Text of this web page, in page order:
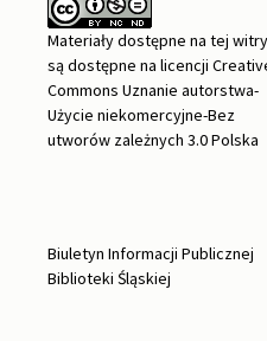
Materiały dostępne na tej
są dostępne na licencji
Commons Uznanie autorstwa-
Użycie niekomercyjne-Bez
utworów zależnych 3.0 Polska
Biuletyn Informacji Publicznej
Biblioteki Śląskiej